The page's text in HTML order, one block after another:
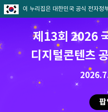
이 누리집은 대한민국 공식 전자정
제13회 2026
디지털콘텐츠
8.7.(금)